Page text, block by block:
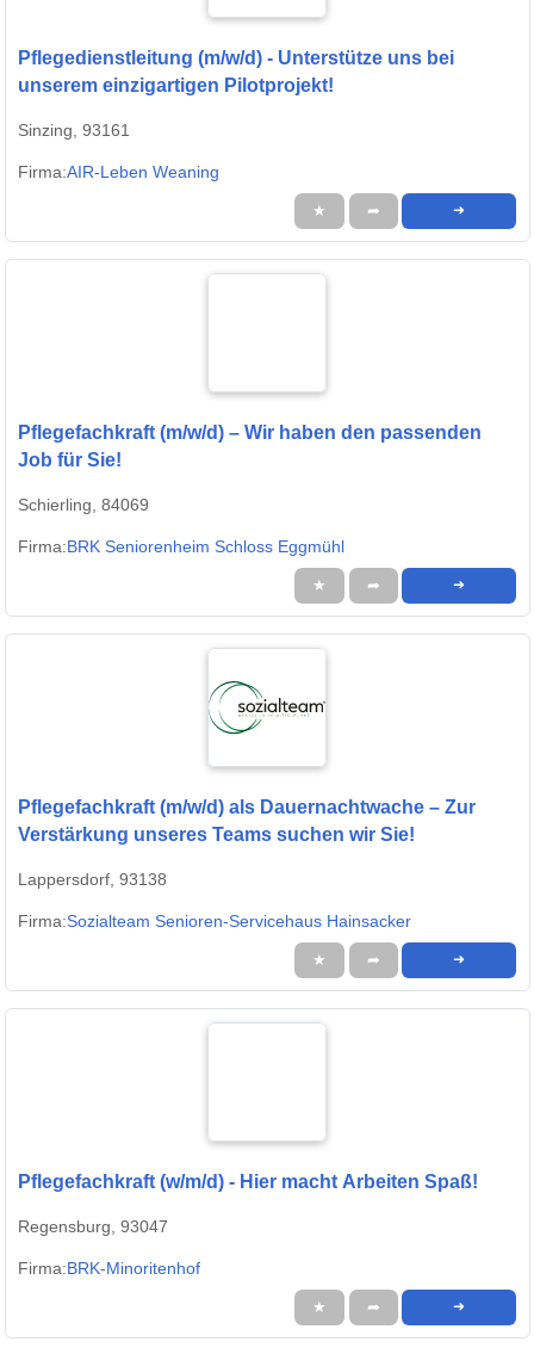
Pflegedienstleitung (m/w/d) - Unterstütze uns bei
unserem einzigartigen Pilotprojekt!
Sinzing, 93161
Firma:AIR-Leben Weaning
★ ➦ ➜
Pflegefachkraft (m/w/d) – Wir haben den passenden
Job für Sie!
Schierling, 84069
Firma:BRK Seniorenheim Schloss Eggmühl
★ ➦ ➜
Pflegefachkraft (m/w/d) als Dauernachtwache – Zur
Verstärkung unseres Teams suchen wir Sie!
Lappersdorf, 93138
Firma:Sozialteam Senioren-Servicehaus Hainsacker
★ ➦ ➜
Pflegefachkraft (w/m/d) - Hier macht Arbeiten Spaß!
Regensburg, 93047
Firma:BRK-Minoritenhof
★ ➦ ➜